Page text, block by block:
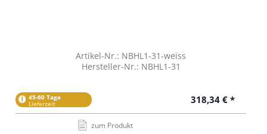
Artikel-Nr.: NBHL1-31-weiss
Hersteller-Nr.: NBHL1-31
45-60 Tage
Lieferzeit 318,34 € *
zum Produkt